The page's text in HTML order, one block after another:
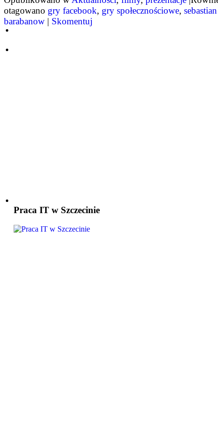
otagowano gry facebook, gry społecznościowe, sebastian
barabanow | Skomentuj
Praca IT w Szczecinie